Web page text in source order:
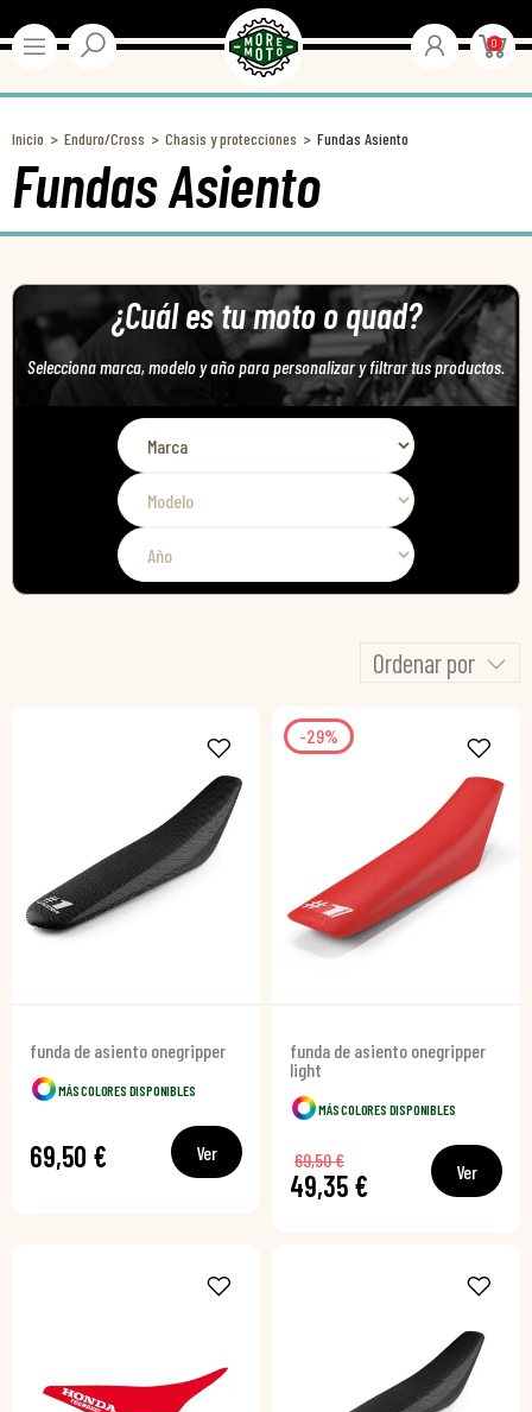
0
Inicio Enduro/Cross Chasis y protecciones Fundas Asiento
Fundas Asiento
¿Cuál es tu moto o quad?
Selecciona marca, modelo y año para personalizar y filtrar tus productos.
Ordenar por
funda de asiento onegripper
MÁS COLORES DISPONIBLES
69,50 € Ver
-29%
funda de asiento onegripper
light
MÁS COLORES DISPONIBLES
49,35 €
69,50 € Ver